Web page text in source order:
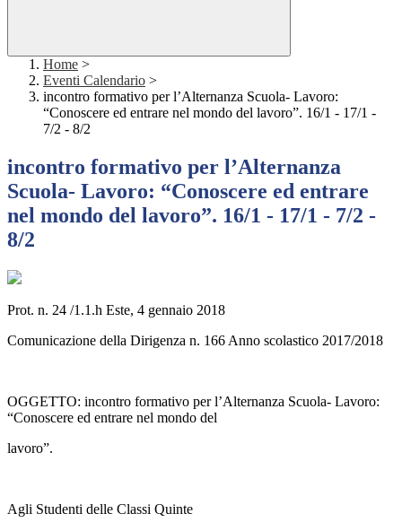
Home >
Eventi Calendario >
incontro formativo per l’Alternanza Scuola- Lavoro:
“Conoscere ed entrare nel mondo del lavoro”. 16/1 - 17/1 -
7/2 - 8/2
incontro formativo per l’Alternanza
Scuola- Lavoro: “Conoscere ed entrare
nel mondo del lavoro”. 16/1 - 17/1 - 7/2 -
8/2
Prot. n. 24 /1.1.h Este, 4 gennaio 2018
Comunicazione della Dirigenza n. 166 Anno scolastico 2017/2018
OGGETTO: incontro formativo per l’Alternanza Scuola- Lavoro:
“Conoscere ed entrare nel mondo del
lavoro”.
Agli Studenti delle Classi Quinte